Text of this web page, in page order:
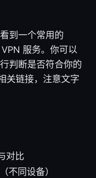
到一个常用的
服务。你可以
判断是否符合你的
关链接，注意文字
对比
不同设备）